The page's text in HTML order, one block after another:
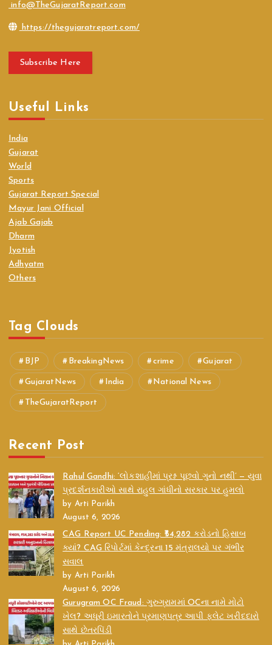
info@TheGujaratReport.com
https://thegujaratreport.com/
Subscribe Here
Useful Links
India
Gujarat
World
Sports
Gujarat Report Special
Mayur Jani Official
Ajab Gajab
Dharm
Jyotish
Adhyatm
Others
Tag Clouds
BJP BreakingNews crime Gujarat
GujaratNews India National News
TheGujaratReport
Recent Post
Rahul Gandhi: ‘લોકશાહીમાં પ્રશ્ન પૂછવો ગુનો નથી’ — યુવા
પ્રદર્શનકારીઓ સાથે રાહુલ ગાંધીનો સરકાર પર હુમલો
by Arti Parikh
August 6, 2026
CAG Report UC Pending: ₹54,282 કરોડનો હિસાબ
ક્યાં? CAG રિપોર્ટમાં કેન્દ્રના 15 મંત્રાલયો પર ગંભીર
સવાલ
by Arti Parikh
August 6, 2026
Gurugram OC Fraud: ગુરુગ્રામમાં OCના નામે મોટો
ખેલ? અધૂરી ઇમારતોને પ્રમાણપત્ર આપી ફ્લેટ ખરીદદારો
સાથે છેતરપિંડી